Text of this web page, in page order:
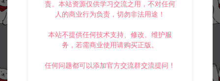
责。本站资源仅供学习交流之用，不对任何
人的商业行为负责，切勿非法用途！
本站不提供任何技术支持、修改、维护服
务，若需商业使用请购买正版。
任何问题都可以添加官方交流群交流提问！